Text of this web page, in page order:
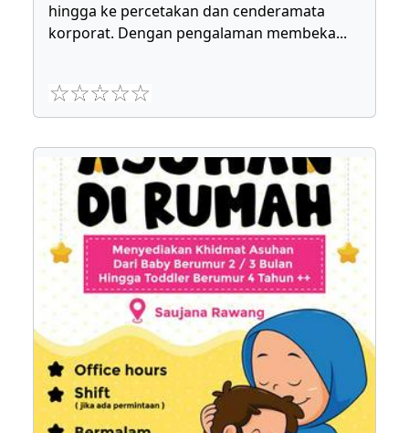
hingga ke percetakan dan cenderamata
korporat. Dengan pengalaman membeka...